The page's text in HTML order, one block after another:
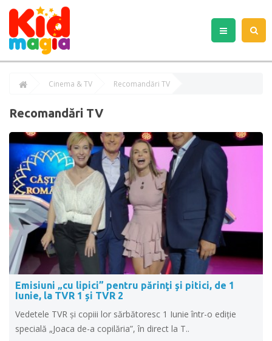
Cinema & TV Recomandări TV
Recomandări TV
Emisiuni „cu lipici” pentru părinţi şi pitici, de 1
Iunie, la TVR 1 și TVR 2
Vedetele TVR şi copiii lor sărbătoresc 1 Iunie într-o ediţie
specială „Joaca de-a copilăria”, în direct la T..